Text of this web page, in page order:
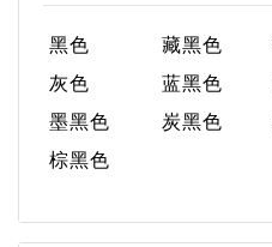
黑色 藏黑色
灰色
蓝黑色
墨黑色
炭黑色
棕黑色